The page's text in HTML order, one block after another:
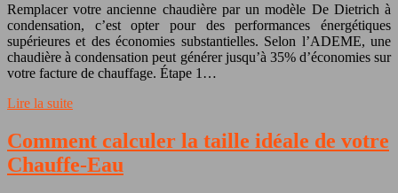
Remplacer votre ancienne chaudière par un modèle De Dietrich à
condensation, c’est opter pour des performances énergétiques
supérieures et des économies substantielles. Selon l’ADEME, une
chaudière à condensation peut générer jusqu’à 35% d’économies sur
votre facture de chauffage. Étape 1…
Lire la suite
Comment calculer la taille idéale de votre
Chauffe-Eau